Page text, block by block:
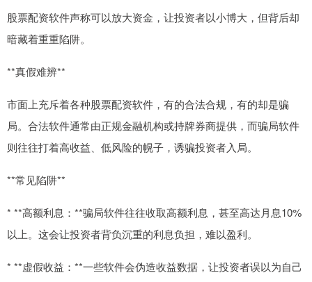
股票配资软件声称可以放大资金，让投资者以小博大，但背后却
暗藏着重重陷阱。
**真假难辨**
市面上充斥着各种股票配资软件，有的合法合规，有的却是骗
局。合法软件通常由正规金融机构或持牌券商提供，而骗局软件
则往往打着高收益、低风险的幌子，诱骗投资者入局。
**常见陷阱**
* **高额利息：**骗局软件往往收取高额利息，甚至高达月息10%
以上。这会让投资者背负沉重的利息负担，难以盈利。
* **虚假收益：**一些软件会伪造收益数据，让投资者误以为自己